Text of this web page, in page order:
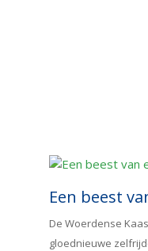
Een beest
De Woerdense
gloednieuwe